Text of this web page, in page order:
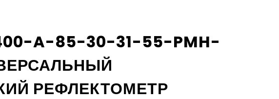
A-85-30-31-55-PMH-
РЕФЛЕКТОМЕТР